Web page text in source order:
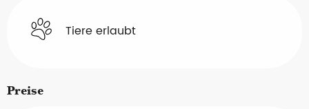
Tiere erlaubt
Preise